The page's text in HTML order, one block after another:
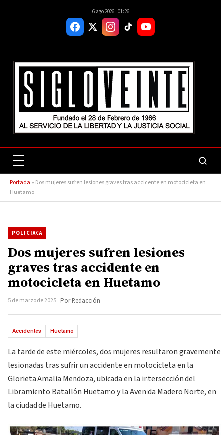
6 ago 2026 | 01:26
Portada » Dos mujeres sufren lesiones graves tras accidente en motocicleta en
Huetamo
POLICIACA
Dos mujeres sufren lesiones
graves tras accidente en
motocicleta en Huetamo
5 de marzo de 2025 Por Redacción
Accidentes Huetamo
La tarde de este miércoles, dos mujeres resultaron gravemente
lesionadas tras sufrir un accidente en motocicleta en la
Glorieta Amalia Mendoza, ubicada en la intersección del
Libramiento Batallón Huetamo y la Avenida Madero Norte, en
la ciudad de Huetamo.